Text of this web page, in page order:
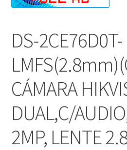
DS-2CE76D0T-
CÁMARA
DUAL,C/
2MP, LENTE